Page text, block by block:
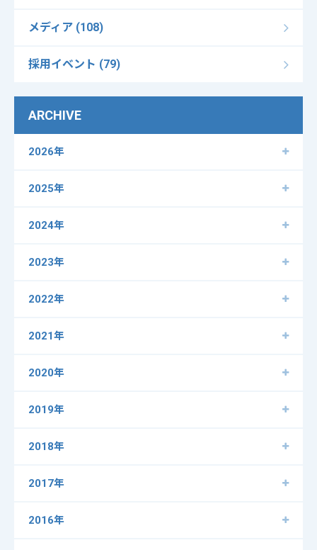
メディア (108)
採用イベント (79)
ARCHIVE
2026年
2025年
2024年
2023年
2022年
2021年
2020年
2019年
2018年
2017年
2016年